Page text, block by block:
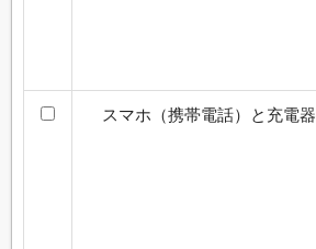
スマホ（携帯電話）と充電器